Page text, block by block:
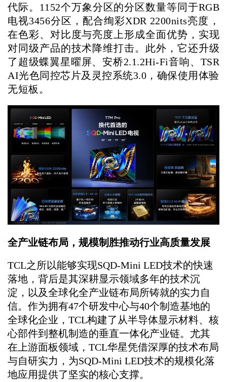
代际。1152个万象分区的分区数量等同于RGB
电视3456分区，配合绚彩XDR 2200nits亮度，
在色彩、对比度与亮度上形成全面优势，实现
对同级产品的技术降维打击。此外，它还升级
了超级蝶翼星曜屏、安桥2.1.2Hi-Fi音响、TSR
AI光色同控芯片及灵控系统3.0，确保使用体验
无短板。
全产业链布局，规模制胜推动行业高质量发展
TCL之所以能够实现SQD-Mini LED技术的快速
落地，背后是其深耕显示领域多年的技术沉
淀，以及全球化全产业链布局所铸就的实力自
信。作为拥有47个研发中心与40个制造基地的
全球化企业，TCL构建了从半导体显示材料、核
心部件到整机制造的垂直一体化产业链。尤其
在上游面板领域，TCL华星凭借深厚的技术布局
与自研实力，为SQD-Mini LED技术的规模化落
地应用提供了坚实的核心支撑。